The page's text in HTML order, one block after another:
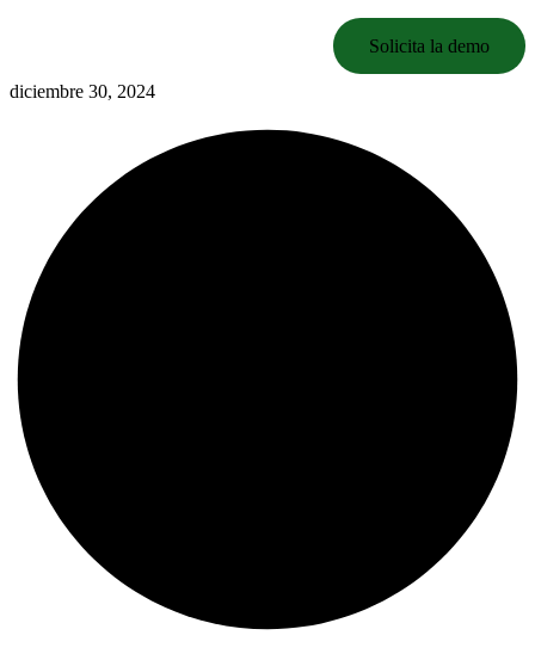
Solicita la demo
diciembre 30, 2024